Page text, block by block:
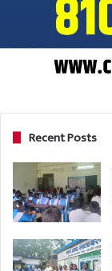
Recent Posts